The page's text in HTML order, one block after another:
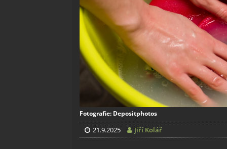
Fotografie: Depositphotos
21.9.2025 Jiří Kolář